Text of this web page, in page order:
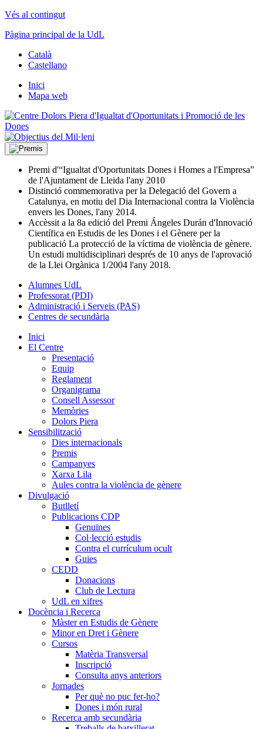
Vés al contingut
Pàgina principal de la UdL
Català
Castellano
Inici
Mapa web
Premi d'“Igualtat d'Oportunitats Dones i Homes a l'Empresa”
de l'Ajuntament de Lleida l'any 2010
Distinció commemorativa per la Delegació del Govern a
Catalunya, en motiu del Dia Internacional contra la Violència
envers les Dones, l'any 2014.
Accèssit a la 8a edició del Premi Ángeles Durán d'Innovació
Científica en Estudis de les Dones i el Gènere per la
publicació La protecció de la víctima de violència de gènere.
Un estudi multidisciplinari després de 10 anys de l'aprovació
de la Llei Orgànica 1/2004 l'any 2018.
Alumnes UdL
Professorat (PDI)
Administració i Serveis (PAS)
Centres de secundària
Inici
El Centre
Presentació
Equip
Reglament
Organigrama
Consell Assessor
Memòries
Dolors Piera
Sensibilització
Dies internacionals
Premis
Campanyes
Xarxa Lila
Aules contra la violència de gènere
Divulgació
Butlletí
Publicacions CDP
Genuïnes
Col·lecció estudis
Contra el currículum ocult
Guies
CEDD
Donacions
Club de Lectura
UdL en xifres
Docència i Recerca
Màster en Estudis de Gènere
Minor en Dret i Gènere
Cursos
Matèria Transversal
Inscripció
Consulta anys anteriors
Jornades
Per què no puc fer-ho?
Dones i món rural
Recerca amb secundària